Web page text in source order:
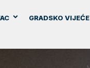
GRADSKO VIJEĆE